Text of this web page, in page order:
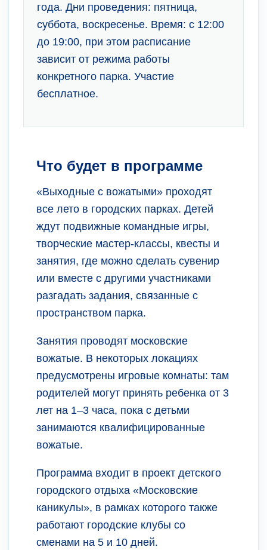
года. Дни проведения: пятница,
суббота, воскресенье. Время: с 12:00
до 19:00, при этом расписание
зависит от режима работы
конкретного парка. Участие
бесплатное.
Что будет в программе
«Выходные с вожатыми» проходят
все лето в городских парках. Детей
ждут подвижные командные игры,
творческие мастер-классы, квесты и
занятия, где можно сделать сувенир
или вместе с другими участниками
разгадать задания, связанные с
пространством парка.
Занятия проводят московские
вожатые. В некоторых локациях
предусмотрены игровые комнаты: там
родителей могут принять ребенка от 3
лет на 1–3 часа, пока с детьми
занимаются квалифицированные
вожатые.
Программа входит в проект детского
городского отдыха «Московские
каникулы», в рамках которого также
работают городские клубы со
сменами на 5 и 10 дней.